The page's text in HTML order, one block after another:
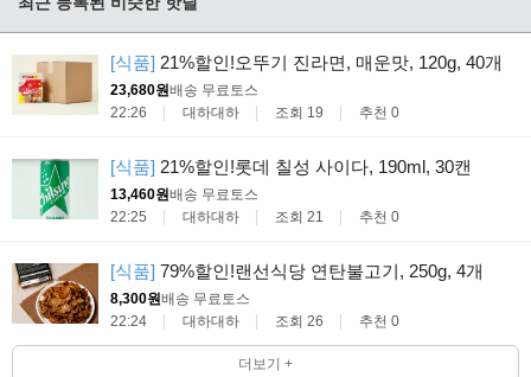
[식품] 21%할인!오뚜기 진라면, 매운맛, 120g, 40개
23,680원배송 무료 토스
22:26
대하대하 조회 19 추천 0
[식품] 21%할인!롯데 칠성 사이다, 190ml, 30캔
13,460원배송 무료 토스
22:25
대하대하 조회 21 추천 0
[식품] 79%할인!랜선식당 연탄불고기, 250g, 4개
8,300원배송 무료 토스
22:24
대하대하 조회 26 추천 0
더보기 +